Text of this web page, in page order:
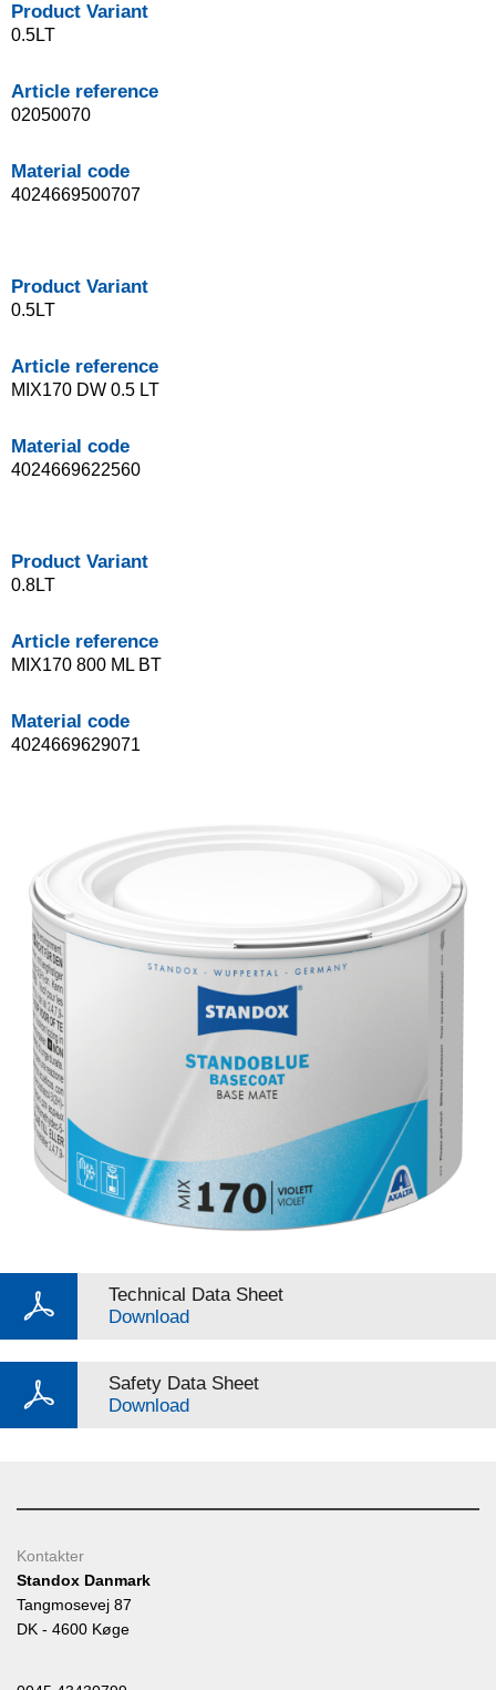
Product Variant
0.5LT
Article reference
02050070
Material code
4024669500707
Product Variant
0.5LT
Article reference
MIX170 DW 0.5 LT
Material code
4024669622560
Product Variant
0.8LT
Article reference
MIX170 800 ML BT
Material code
4024669629071
Technical Data Sheet
Download
Safety Data Sheet
Download
Kontakter
Standox Danmark
Tangmosevej 87
DK - 4600 Køge